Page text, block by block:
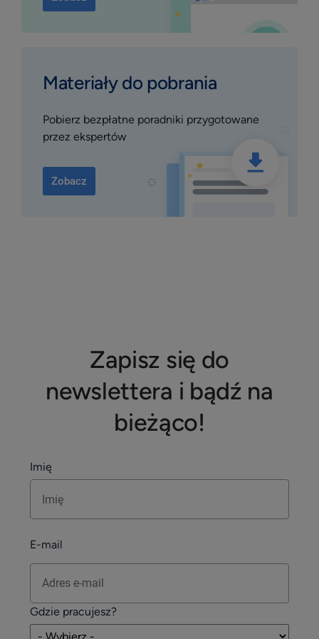
Materiały do pobrania
Pobierz bezpłatne poradniki przygotowane
przez ekspertów
Zobacz
Zapisz się do
newslettera i bądź na
bieżąco!
Imię
E-mail
Gdzie pracujesz?